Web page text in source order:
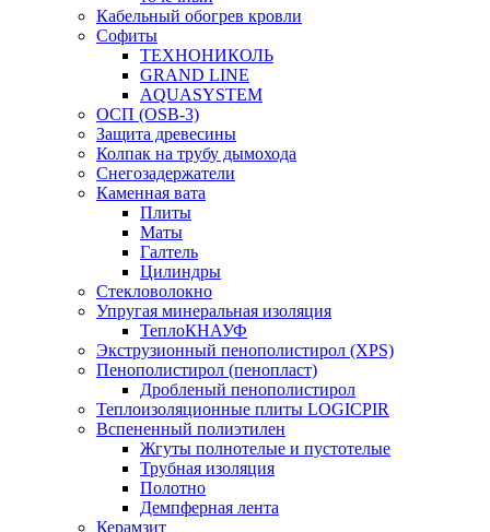
Кабельный обогрев кровли
Софиты
ТЕХНОНИКОЛЬ
GRAND LINE
AQUASYSTEM
ОСП (OSB-3)
Защита древесины
Колпак на трубу дымохода
Снегозадержатели
Каменная вата
Плиты
Маты
Галтель
Цилиндры
Стекловолокно
Упругая минеральная изоляция
ТеплоКНАУФ
Экструзионный пенополистирол (XPS)
Пенополистирол (пенопласт)
Дробленый пенополистирол
Теплоизоляционные плиты LOGICPIR
Вспененный полиэтилен
Жгуты полнотелые и пустотелые
Трубная изоляция
Полотно
Демпферная лента
Керамзит